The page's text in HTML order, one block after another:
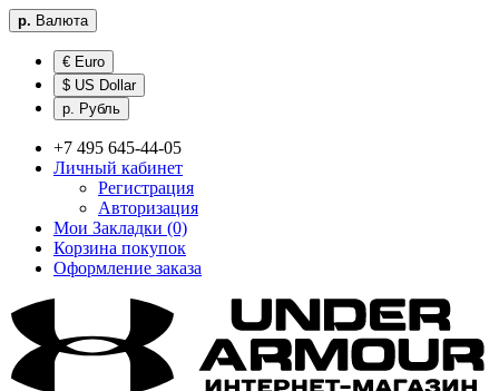
р. Валюта
€ Euro
$ US Dollar
р. Рубль
+7 495 645-44-05
Личный кабинет
Регистрация
Авторизация
Мои Закладки (0)
Корзина покупок
Оформление заказа